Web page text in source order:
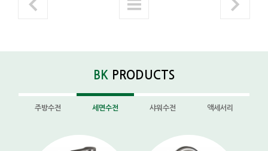
BK PRODUCTS
주방수전 세면수전 샤워수전 액세서리